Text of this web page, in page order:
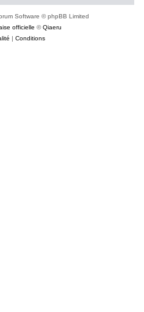
Software © phpBB Limited
officielle ©Qiaeru
| Conditions